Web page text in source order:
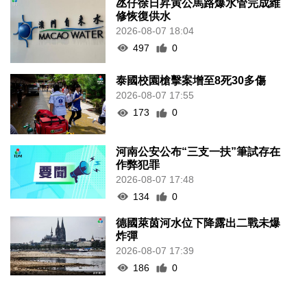
氹仔徐日昇寅公馬路爆水管完成維
修恢復供水
2026-08-07 18:04
497
0
泰國校園槍擊案增至8死30多傷
2026-08-07 17:55
173
0
河南公安公布“三支一扶”筆試存在
作弊犯罪
2026-08-07 17:48
134
0
德國萊茵河水位下降露出二戰未爆
炸彈
2026-08-07 17:39
186
0